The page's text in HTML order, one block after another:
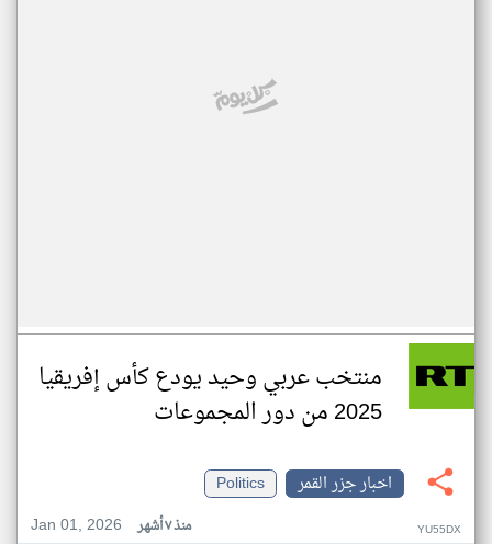
منتخب عربي وحيد يودع كأس إفريقيا
2025 من دور المجموعات
اخبار جزر القمر
Politics
Jan 01, 2026
منذ ٧ أشهر YU55DX